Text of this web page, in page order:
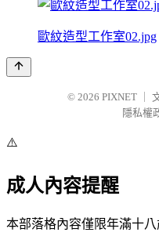
歐紋造型工作室02.jpg
© 2026 PIXNET
隱私權
⚠️
成人內容提醒
本部落格內容僅限年滿十八